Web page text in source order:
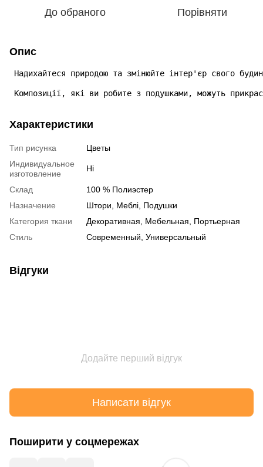
До обраного Порівняти
Опис
Надихайтеся природою та змінюйте інтер'єр свого
Композиції, які ви робите з подушками, можуть
Характеристики
Тип рисунка
Цветы
Индивидуальное
изготовление
Ні
Склад
100 % Полиэстер
Назначение
Штори, Меблі, Подушки
Категория ткани
Декоративная, Мебельная, Портьерная
Стиль
Современный, Универсальный
Відгуки
Додайте перший відгук
Написати відгук
Поширити у соцмережах